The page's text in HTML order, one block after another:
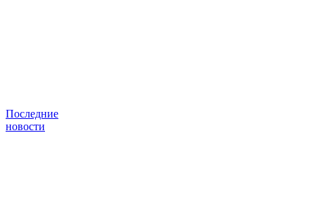
Последние
новости